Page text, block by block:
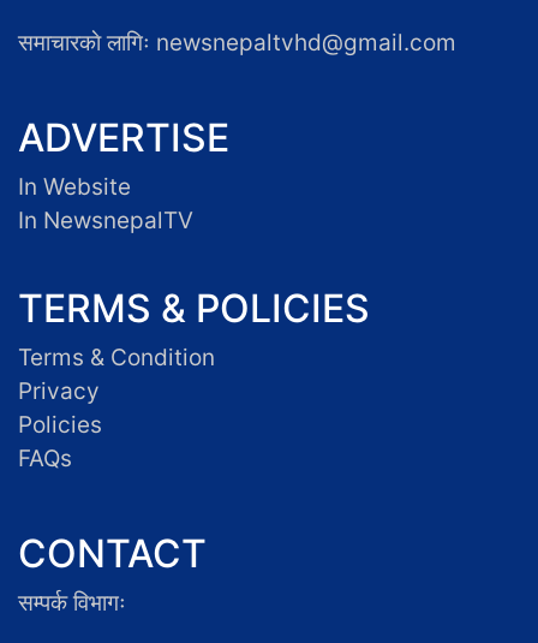
समाचारकाे लागिः newsnepaltvhd@gmail.com
ADVERTISE
In Website
In NewsnepalTV
TERMS & POLICIES
Terms & Condition
Privacy
Policies
FAQs
CONTACT
सम्पर्क विभागः